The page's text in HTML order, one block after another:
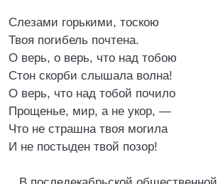
Слезами горькими, тоскою
Твоя погибель почтена.
О верь, о верь, что над тобою
Стон скорби слышала волна!
О верь, что над тобой почило
Прощенье, мир, а не укор, —
Что не страшна твоя могила
И не постыден твой позор!